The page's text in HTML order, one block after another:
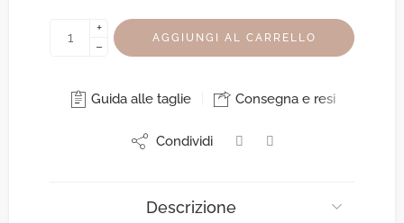
+
−
AGGIUNGI AL CARRELLO
Guida alle taglie Consegna e resi
Condividi
Descrizione